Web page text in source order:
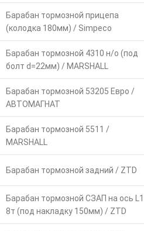
Барабан тормозной прицепа
(колодка 180мм) / Simpeco
Барабан тормозной 4310 н/о (под
болт d=22мм) / MARSHALL
Барабан тормозной 53205 Евро /
АВТОМАГНАТ
Барабан тормозной 5511 /
MARSHALL
Барабан тормозной задний / ZTD
Барабан тормозной СЗАП на ось L1
8т (под накладку 150мм) / ZTD